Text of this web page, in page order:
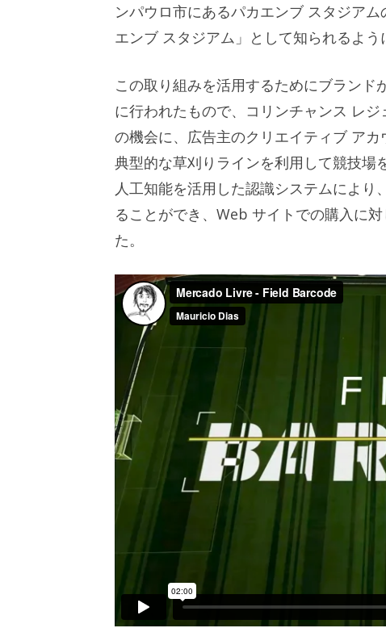
ンパウロ市にあるパカエンブ スタジア
エンブ スタジアム」として知られるよう
この取り組みを活用するためにブランド
に行われたもので、コリンチャンス レ
の機会に、広告主のクリエイティブ アカ
典型的な草刈りラインを利用して競技場
人工知能を活用した認識システムによ
ることができ、Web サイトでの購入に
た。